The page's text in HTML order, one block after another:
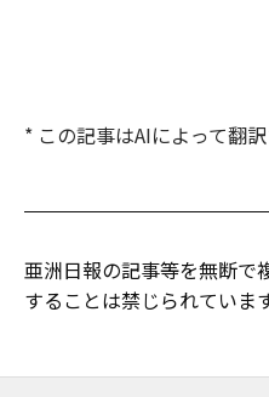
* この記事はAIによって翻訳
亜洲日報の記事等を無断で
することは禁じられています